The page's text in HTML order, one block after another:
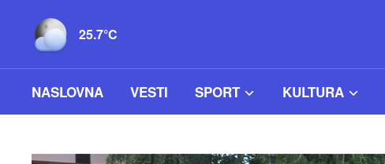
25.7°C
NASLOVNA VESTI SPORT KULTURA